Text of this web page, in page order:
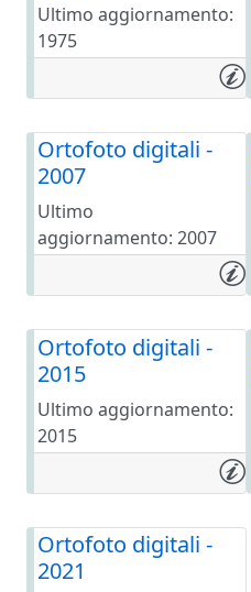
Ultimo aggiornamento:
1975
Ortofoto digitali -
2007
Ultimo
aggiornamento: 2007
Ortofoto digitali -
2015
Ultimo aggiornamento:
2015
Ortofoto digitali -
2021